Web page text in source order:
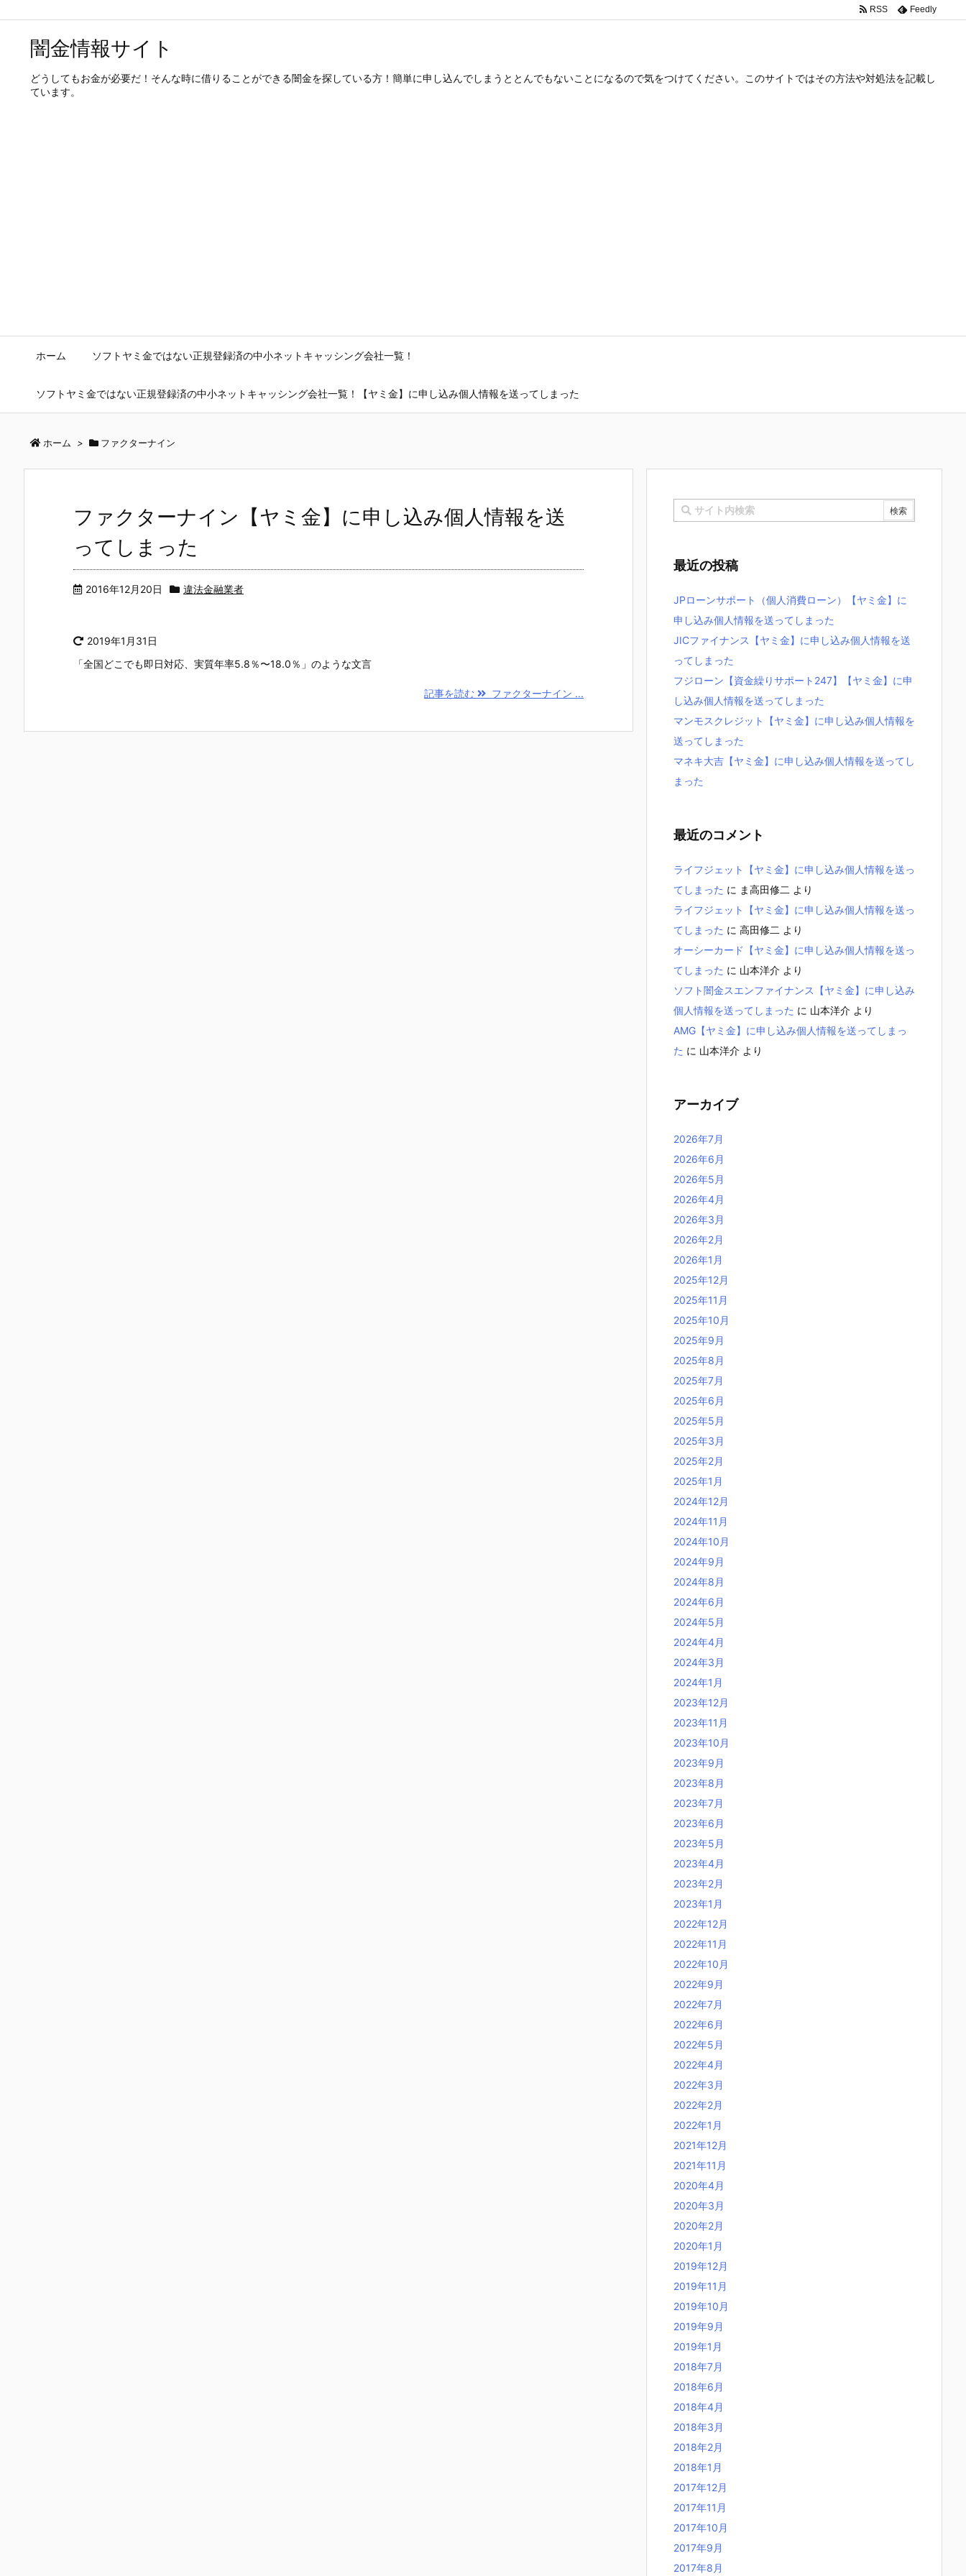
闇金情報サイト
どうしてもお金が必要だ！そんな時に借りることができる闇金を探している方！簡単に申し込んでしまうととんでもないことになるので気をつけてください。このサイトではその方法や対処法を記載し
ています。
ホーム ソフトヤミ金ではない正規登録済の中小ネットキャッシング会社一覧！
ソフトヤミ金ではない正規登録済の中小ネットキャッシング会社一覧！【ヤミ金】に申し込み個人情報を送ってしまった
RSS Feedly
ホーム > ファクターナイン
ファクターナイン【ヤミ金】に申し込み個人情報を送
ってしまった
2016年12月20日 違法金融業者
2019年1月31日
「全国どこでも即日対応、実質年率5.8％〜18.0％」のような文言
記事を読む ファクターナイン ...
最近の投稿
JPローンサポート（個人消費ローン）【ヤミ金】に
申し込み個人情報を送ってしまった
JICファイナンス【ヤミ金】に申し込み個人情報を送
ってしまった
フジローン【資金繰りサポート247】【ヤミ金】に申
し込み個人情報を送ってしまった
マンモスクレジット【ヤミ金】に申し込み個人情報を
送ってしまった
マネキ大吉【ヤミ金】に申し込み個人情報を送ってし
まった
最近のコメント
ライフジェット【ヤミ金】に申し込み個人情報を送っ
てしまった に ま高田修二 より
ライフジェット【ヤミ金】に申し込み個人情報を送っ
てしまった に 高田修二 より
オーシーカード【ヤミ金】に申し込み個人情報を送っ
てしまった に 山本洋介 より
ソフト闇金スエンファイナンス【ヤミ金】に申し込み
個人情報を送ってしまった に 山本洋介 より
AMG【ヤミ金】に申し込み個人情報を送ってしまっ
た に 山本洋介 より
アーカイブ
2026年7月
2026年6月
2026年5月
2026年4月
2026年3月
2026年2月
2026年1月
2025年12月
2025年11月
2025年10月
2025年9月
2025年8月
2025年7月
2025年6月
2025年5月
2025年3月
2025年2月
2025年1月
2024年12月
2024年11月
2024年10月
2024年9月
2024年8月
2024年6月
2024年5月
2024年4月
2024年3月
2024年1月
2023年12月
2023年11月
2023年10月
2023年9月
2023年8月
2023年7月
2023年6月
2023年5月
2023年4月
2023年2月
2023年1月
2022年12月
2022年11月
2022年10月
2022年9月
2022年7月
2022年6月
2022年5月
2022年4月
2022年3月
2022年2月
2022年1月
2021年12月
2021年11月
2020年4月
2020年3月
2020年2月
2020年1月
2019年12月
2019年11月
2019年10月
2019年9月
2019年1月
2018年7月
2018年6月
2018年4月
2018年3月
2018年2月
2018年1月
2017年12月
2017年11月
2017年10月
2017年9月
2017年8月